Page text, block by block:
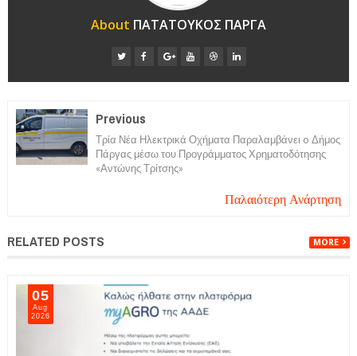
About ΠΑΤΑΤΟΥΚΟΣ ΠΑΡΓΑ
Previous
Τρία Νέα Ηλεκτρικά Οχήματα Παραλαμβάνει o Δήμος
Πάργας μέσω του Προγράμματος Χρηματοδότησης
«Αντώνης Τρίτσης»
Παλαιότερη Ανάρτηση
RELATED POSTS MORE
05
Aug
2026